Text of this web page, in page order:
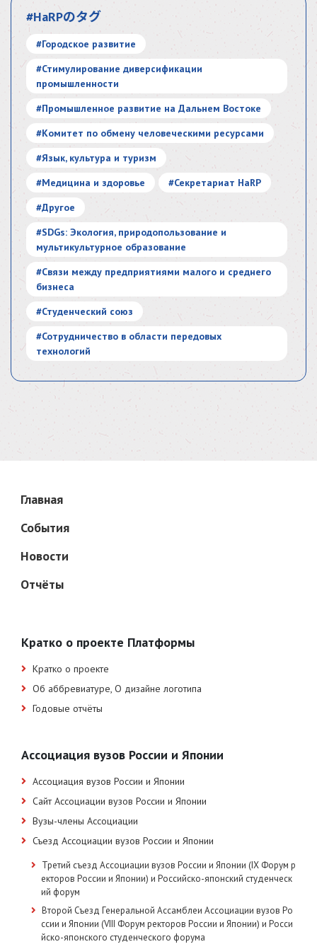
#HaRPのタグ
#Городское развитие
#Стимулирование диверсификации
промышленности
#Промышленное развитие на Дальнем Востоке
#Комитет по обмену человеческими ресурсами
#Язык, культура и туризм
#Медицина и здоровье
#Секретариат HaRP
#Другое
#SDGs: Экология, природопользование и
мультикультурное образование
#Связи между предприятиями малого и среднего
бизнеса
#Студенческий союз
#Сотрудничество в области передовых
технологий
Главная
События
Новости
Отчёты
Кратко о проекте Платформы
Кратко о проекте
Об аббревиатуре, О дизайне логотипа
Годовые отчёты
Ассоциация вузов России и Японии
Ассоциация вузов России и Японии
Сайт Ассоциации вузов России и Японии
Вузы-члены Ассоциации
Съезд Ассоциации вузов России и Японии
Третий съезд Ассоциации вузов России и Японии (IX Форум р
екторов России и Японии) и Российско-японский студенческ
ий форум
Второй Съезд Генеральной Ассамблеи Ассоциации вузов Ро
ссии и Японии (VIII Форум ректоров России и Японии) и Росси
йско-японского студенческого форума